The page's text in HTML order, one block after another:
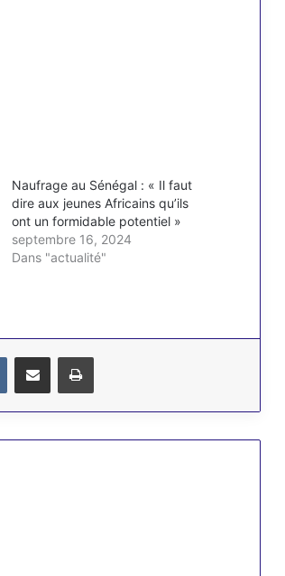
Naufrage au Sénégal : « Il faut
dire aux jeunes Africains qu’ils
ont un formidable potentiel »
septembre 16, 2024
Dans "actualité"
VKontaktePartager par email Imprimer